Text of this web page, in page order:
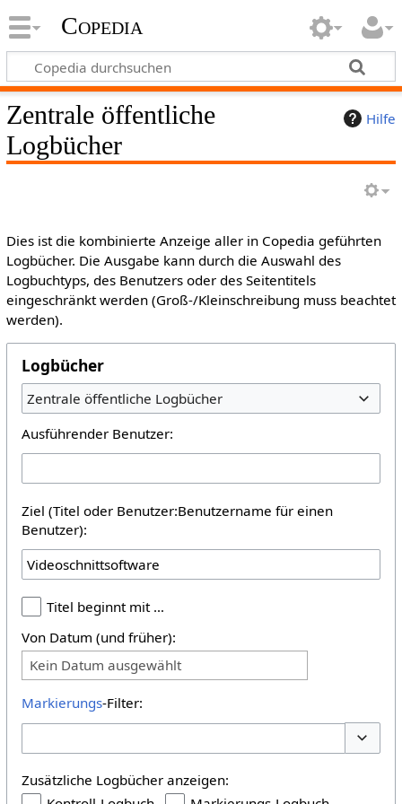
Copedia
Hilfe
Zentrale öffentliche
Logbücher
Dies ist die kombinierte Anzeige aller in Copedia geführten
Logbücher. Die Ausgabe kann durch die Auswahl des
Logbuchtyps, des Benutzers oder des Seitentitels
eingeschränkt werden (Groß-/Kleinschreibung muss beachtet
werden).
Logbücher
Zentrale öffentliche Logbücher
Ausführender Benutzer:
Ziel (Titel oder Benutzer:Benutzername für einen
Benutzer):
Titel beginnt mit …
Von Datum (und früher):
Kein Datum ausgewählt
Markierungs-Filter:
Zusätzliche Logbücher anzeigen: